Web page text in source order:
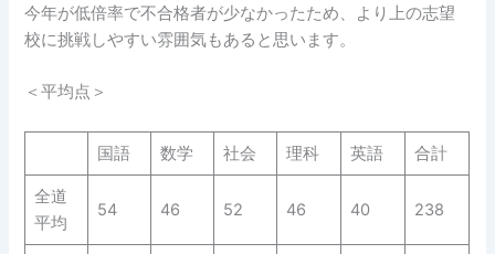
今年が低倍率で不合格者が少なかったため、より上の志望
校に挑戦しやすい雰囲気もあると思います。
＜平均点＞
国語 数学 社会 理科 英語 合計
全道
平均
54 46 52 46 40 238